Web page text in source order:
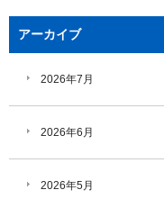
アーカイブ
2026年7月
2026年6月
2026年5月